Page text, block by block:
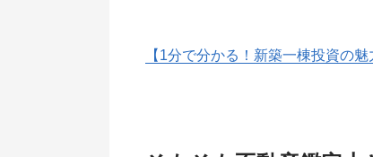
【1分で分かる！新築一棟投資の